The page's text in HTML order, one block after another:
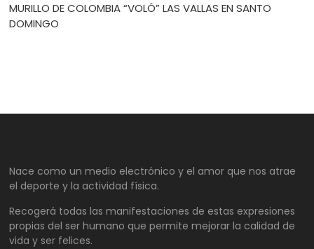
MURILLO DE COLOMBIA “VOLÓ” LAS VALLAS EN SANTO
DOMINGO
Nace como un medio electrónico y el amor que nos atrae
el deporte y la actividad física.
Recogerá todas las manifestaciones de estas expresiones
propias del ser humano que permite mejorar la calidad de
vida y ser felices.